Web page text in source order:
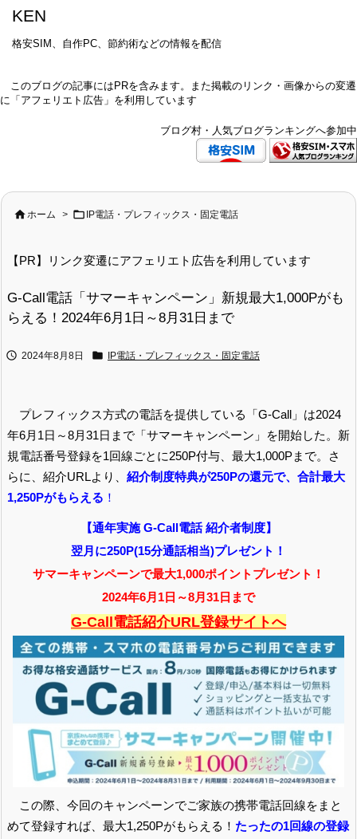
KEN
格安SIM、自作PC、節約術などの情報を配信
このブログの記事にはPRを含みます。また掲載のリンク・画像からの変遷
に「アフェリエト広告」を利用しています
ブログ村・人気ブログランキングへ参加中
 ホーム >  IP電話・プレフィックス・固定電話
【PR】リンク変遷にアフェリエト広告を利用しています
G-Call電話「サマーキャンペーン」新規最大1,000Pがも
らえる！2024年6月1日～8月31日まで
 2024年8月8日  IP電話・プレフィックス・固定電話
プレフィックス方式の電話を提供している「G-Call」は2024
年6月1日～8月31日まで「サマーキャンペーン」を開始した。新
規電話番号登録を1回線ごとに250P付与、最大1,000Pまで。さ
らに、紹介URLより、 紹介制度特典が250Pの還元で、合計最大
1,250Pがもらえる ！
【通年実施 G-Call電話 紹介者制度】
翌月に250P(15分通話相当)プレゼント！
サマーキャンペーンで最大1,000ポイントプレゼント！
2024年6月1日～8月31日まで
G-Call電話紹介URL登録サイトへ
この際、今回のキャンペーンでご家族の携帯電話回線をまと
めて登録すれば、最大1,250Pがもらえる！ たったの1回線の登録